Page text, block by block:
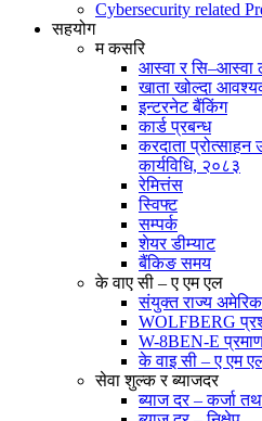
Cybersecurity related
सहयोग
म कसरि
आस्वा र सि–आस्वा
खाता खोल्दा
इन्टरनेट बैंकिंग
कार्ड प्रबन्ध
करदाता
कार्यविधि, २०८३
रेमित्तंस
स्विफ्ट
सम्पर्क
शेयर डीम्याट
बैंकिङ समय
के वाए सी – ए एम एल
संयुक्त राज्य
WOLFBERG
W-8BEN-E
के वाइ सी – ए एम
सेवा शुल्क र ब्याजदर
ब्याज दर – कर्जा